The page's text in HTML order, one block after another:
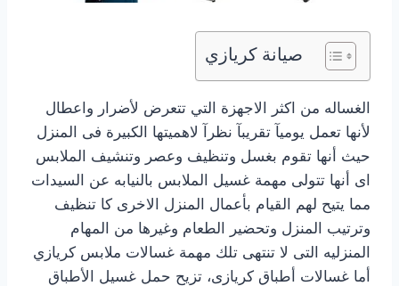
صيانة كريازي
الغساله من اكثر الاجهزة التي تتعرض لأضرار واعطال
لأنها تعمل يوميآ تقريبآ نظرآ لاهميتها الكبيرة فى المنزل
حيث أنها تقوم بغسل وتنظيف وعصر وتنشيف الملابس
اى أنها تتولى مهمة غسيل الملابس بالنيابه عن السيدات
مما يتيح لهم القيام بأعمال المنزل الاخرى كا تنظيف
وترتيب المنزل وتحضير الطعام وغيرها من المهام
المنزليه التى لا تنتهى تلك مهمة غسالات ملابس كريازي
أما غسالات أطباق كريازى، تزيح حمل غسيل الأطباق